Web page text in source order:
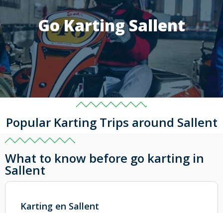
Go Karting Sallent
Popular Karting Trips around Sallent
What to know before go karting in
Sallent
Karting en Sallent